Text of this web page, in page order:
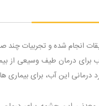
انجام شده و تجربیات چند
برای درمان طیف وسیعی از
درمانی این آب، برای